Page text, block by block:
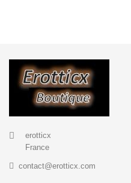
HORS STOCK
erotticx
France
contact@erotticx.com